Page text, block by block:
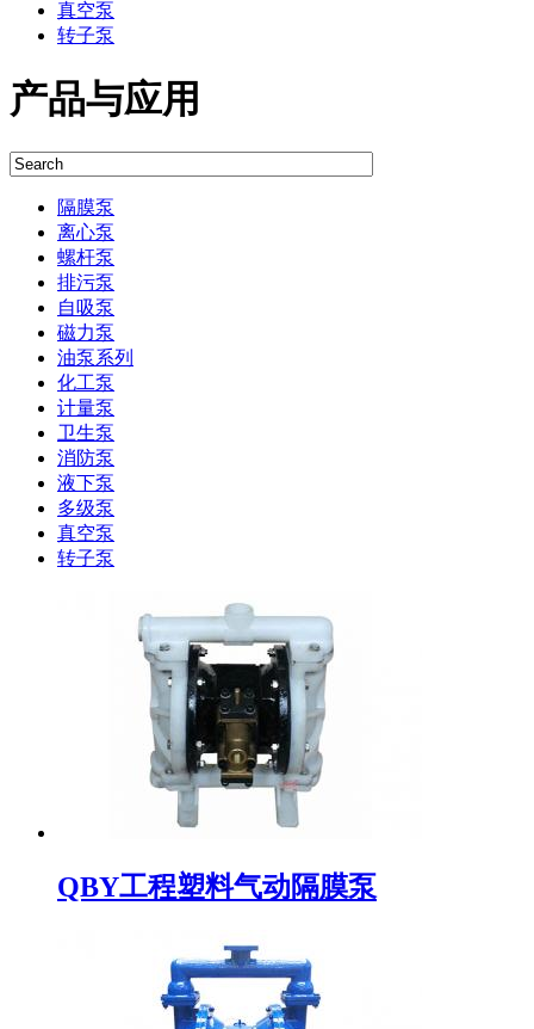
真空泵
转子泵
产品与应用
隔膜泵
离心泵
螺杆泵
排污泵
自吸泵
磁力泵
油泵系列
化工泵
计量泵
卫生泵
消防泵
液下泵
多级泵
真空泵
转子泵
QBY工程塑料气动隔膜泵